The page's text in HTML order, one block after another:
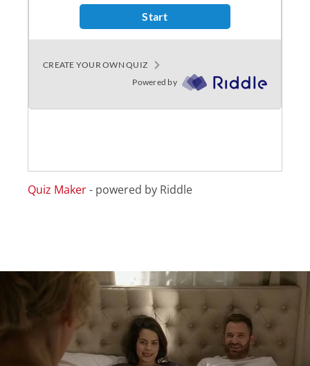
Quiz Maker- powered by Riddle